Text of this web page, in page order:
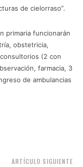
de cielorraso”.
primaria funcionarán
obstetricia,
(2 con
farmacia, 3
de ambulancias
ARTÍCULO SIGUIENTE